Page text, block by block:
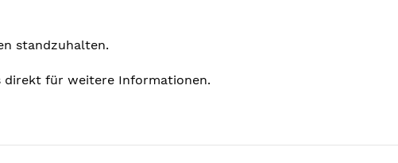
standzuhalten.
direkt für weitere Informationen.